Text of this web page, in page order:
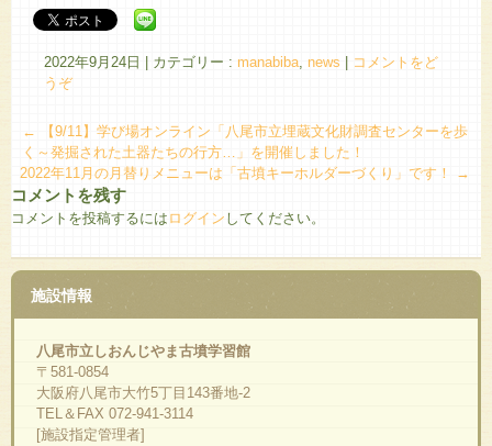
2022年9月24日 カテゴリー : manabiba, news
コメントをど
うぞ
←
【9/11】学び場オンライン「八尾市立埋蔵文化財調査センターを歩
く～発掘された土器たちの行方…」を開催しました！
2022年11月の月替りメニューは「古墳キーホルダーづくり」です！
→
コメントを残す
コメントを投稿するには ログイン してください。
施設情報
八尾市立しおんじやま古墳学習館
〒581-0854
大阪府八尾市大竹5丁目143番地-2
TEL＆FAX 072-941-3114
[施設指定管理者]